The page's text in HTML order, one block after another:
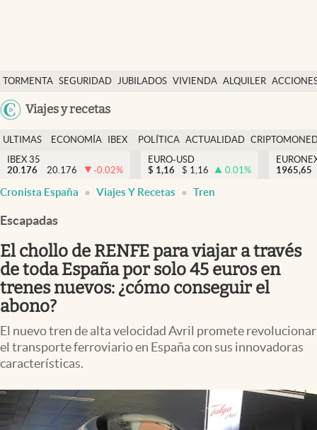
TORMENTA SEGURIDAD JUBILADOS VIVIENDA ALQUILER
USA
Viajes y recetas
Economía y finanzas
Política
Actualidad
Criptomonedas
España
ULTIMAS
NOTICIAS
ECONOMÍA
FINANZAS
IBEX
EURO
POLÍTICA ACTUALIDAD
IBEX 35
20.176
20.176 -0.02%
EURO-USD
$ 1,16 $ 1,16 0.01%
1965,65
Cronista España Viajes Y Recetas Tren
Escapadas
El chollo de RENFE para viajar a través
de toda España por solo 45 euros en
trenes nuevos: ¿cómo conseguir el
abono?
El nuevo tren de alta velocidad Avril promete revolucionar
el transporte ferroviario en España con sus innovadoras
características.